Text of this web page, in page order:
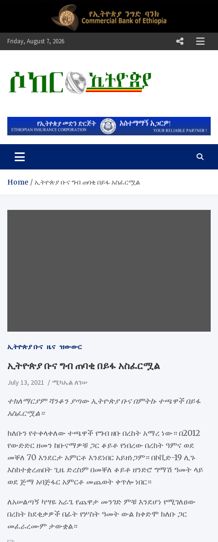
Friday, August 7, 2026
ሶከር ኢትዮጵያ
Home ኢትዮጵያ ቡና ግብ ጠባቂ በይፋ አስፈርሟል
ኢትዮጵያ ቡና ዜና ዝውውር
ኢትዮጵያ ቡና ግብ ጠባቂ በይፋ አስፈርሟል
July 13, 2021 ሚካኤል ለገሠ
ተክለማርያም ሻንቆን ያጣው ኢትዮጵያ ቡና በምትኩ ተጫዋች በይፋ
አስፈርሟል።
ክለቡን የተቀላቀለው ተጫዋች የግብ ዘቡ በረከት አማረ ነው። በ2012
የውድድር ዘመን ከቡናማዎቹ ጋር ቆይቶ የነበረው በረከት ዓምና ወደ
መቐለ 70 እንደርታ አምርቶ እንደነበር አይዘነጋም። በኮቪድ-19 ሊጉ
እስከተቋረጠበት ጊዜ ድረስም በመቐለ ቆይቶ ዘንድሮ ግማሽ ዓመት ላይ
ወደ ጅማ አባጅፋር አምርቶ መጨወት ቀጥሎ ነበር።
ለአሠልጣኝ ካሣዬ አራጌ የጨዋታ መንገድ ምቹ እንደሆነ የሚገለፀው
በረከት ከደቂቃዎች በፊት የሦስት ዓመት ውል ከቀድሞ ክለቡ ጋር
መፈራረሙም ታውቋል።